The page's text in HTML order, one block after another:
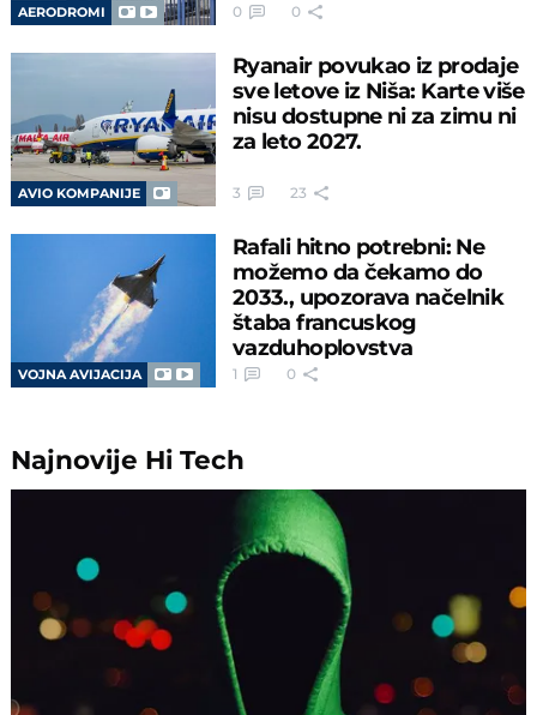
AERODROMI 0 0
AVIO KOMPANIJE
Ryanair povukao iz prodaje
sve letove iz Niša: Karte više
nisu dostupne ni za zimu ni
za leto 2027.
3 23
VOJNA AVIJACIJA
Rafali hitno potrebni: Ne
možemo da čekamo do
2033., upozorava načelnik
štaba francuskog
vazduhoplovstva
1 0
Najnovije Hi Tech